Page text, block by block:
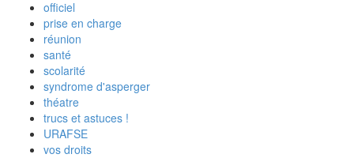
officiel
prise en charge
réunion
santé
scolarité
syndrome d'asperger
théatre
trucs et astuces !
URAFSE
vos droits